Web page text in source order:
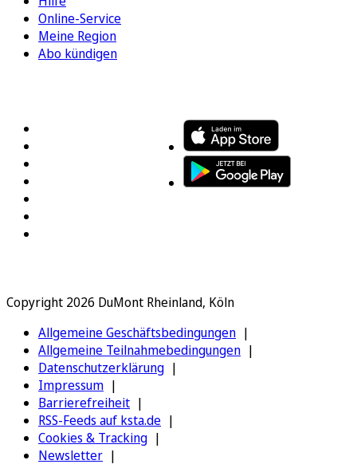
Online-Service
Meine Region
Abo kündigen
Copyright 2026 DuMont Rheinland, Köln
Allgemeine Geschäftsbedingungen
Allgemeine Teilnahmebedingungen
Datenschutzerklärung
Impressum
Barrierefreiheit
RSS-Feeds auf ksta.de
Cookies & Tracking
Newsletter